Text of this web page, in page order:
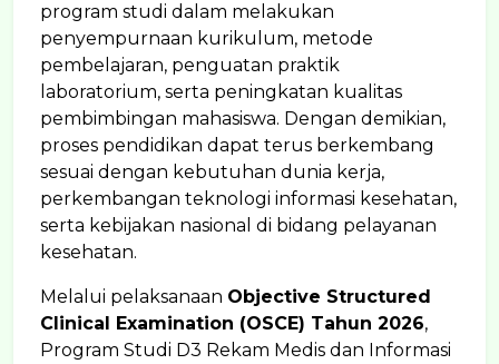
program studi dalam melakukan
penyempurnaan kurikulum, metode
pembelajaran, penguatan praktik
laboratorium, serta peningkatan kualitas
pembimbingan mahasiswa. Dengan demikian,
proses pendidikan dapat terus berkembang
sesuai dengan kebutuhan dunia kerja,
perkembangan teknologi informasi kesehatan,
serta kebijakan nasional di bidang pelayanan
kesehatan.
Melalui pelaksanaan Objective Structured
Clinical Examination (OSCE) Tahun 2026,
Program Studi D3 Rekam Medis dan Informasi